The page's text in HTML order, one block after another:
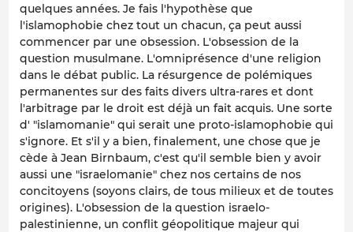
quelques années. Je fais l'hypothèse que
l'islamophobie chez tout un chacun, ça peut aussi
commencer par une obsession. L'obsession de la
question musulmane. L'omniprésence d'une religion
dans le débat public. La résurgence de polémiques
permanentes sur des faits divers ultra-rares et dont
l'arbitrage par le droit est déjà un fait acquis. Une sorte
d' "islamomanie" qui serait une proto-islamophobie qui
s'ignore. Et s'il y a bien, finalement, une chose que je
cède à Jean Birnbaum, c'est qu'il semble bien y avoir
aussi une "israelomanie" chez nos certains de nos
concitoyens (soyons clairs, de tous milieux et de toutes
origines). L'obsession de la question israelo-
palestinienne, un conflit géopolitique majeur qui